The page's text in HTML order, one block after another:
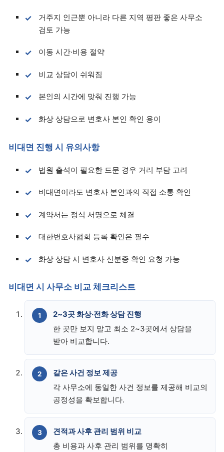
거주지 인근뿐 아니라 다른 지역 평판 좋은 사무소
검토 가능
이동 시간·비용 절약
비교 상담이 쉬워짐
본인의 시간에 맞춰 진행 가능
화상 상담으로 변호사 본인 확인 용이
비대면 진행 시 유의사항
법원 출석이 필요한 드문 경우 거리 부담 고려
비대면이라도 변호사 본인과의 직접 소통 확인
계약서는 정식 서명으로 체결
대한변호사협회 등록 확인은 필수
화상 상담 시 변호사 신분증 확인 요청 가능
비대면 시 사무소 비교 체크리스트
2~3곳 화상·전화 상담 진행
한 곳만 보지 말고 최소 2~3곳에서 상담을
받아 비교합니다.
같은 사건 정보 제공
각 사무소에 동일한 사건 정보를 제공해 비교의
공정성을 확보합니다.
견적과 사후 관리 범위 비교
총 비용과 사후 관리 범위를 명확히